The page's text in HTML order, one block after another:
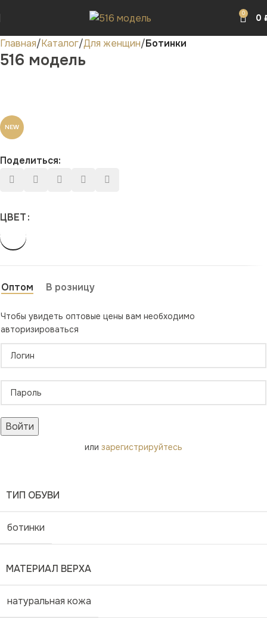
0 0
Главная Каталог Для женщин Ботинки
516 модель
NEW
Поделиться:
ЦВЕТ
Оптом В розницу
Чтобы увидеть оптовые цены вам необходимо
авторизироваться
Войти
или зарегистрируйтесь
ТИП ОБУВИ
ботинки
МАТЕРИАЛ ВЕРХА
натуральная кожа